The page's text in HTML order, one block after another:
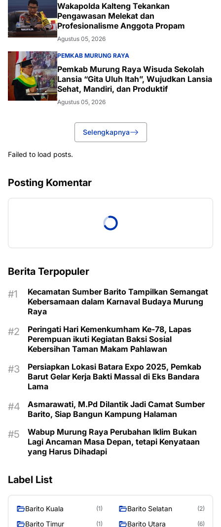
Wakapolda Kalteng Tekankan
Pengawasan Melekat dan
Profesionalisme Anggota Propam
Agustus 05, 2026
PEMKAB MURUNG RAYA
Pemkab Murung Raya Wisuda Sekolah
Lansia “Gita Uluh Itah”, Wujudkan Lansia
Sehat, Mandiri, dan Produktif
Agustus 05, 2026
Selengkapnya
Failed to load posts.
Posting Komentar
Berita Terpopuler
Kecamatan Sumber Barito Tampilkan Semangat
Kebersamaan dalam Karnaval Budaya Murung
Raya
Peringati Hari Kemenkumham Ke-78, Lapas
Perempuan ikuti Kegiatan Baksi Sosial
Kebersihan Taman Makam Pahlawan
Persiapkan Lokasi Batara Expo 2025, Pemkab
Barut Gelar Kerja Bakti Massal di Eks Bandara
Lama
Asmarawati, M.Pd Dilantik Jadi Camat Sumber
Barito, Siap Bangun Kampung Halaman
Wabup Murung Raya Perubahan Iklim Bukan
Lagi Ancaman Masa Depan, tetapi Kenyataan
yang Harus Dihadapi
Label List
Barito Kuala (1) Barito Selatan (2)
Barito Timur (1) Barito Utara (6)